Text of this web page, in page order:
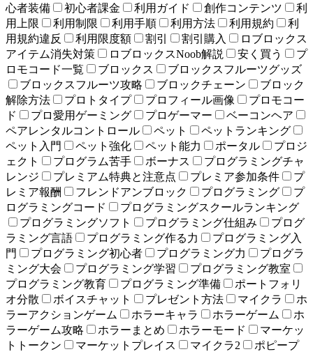
心者装備
初心者課金 利用ガイド 創作コンテンツ
利
用上限
利用制限 利用手順 利用方法 利用規約
利
用規約違反
利用限度額 割引 割引購入
ロブロックス
アイテム消失対策
ロブロックスNoob解説 安く買う
プ
ロモコード一覧
ブロックス
ブロックスフルーツグッズ
ブロックスフルーツ攻略
ブロックチェーン
ブロック
解除方法
プロトタイプ プロフィール画像
プロモコー
ド
プロ愛用ゲーミング プロゲーマー
ベーコンヘア
ペアレンタルコントロール
ペット
ペットランキング
ペット入門
ペット強化 ペット能力 ポータル
プロジ
ェクト
プログラム苦手 ボーナス
プログラミングチャ
レンジ
プレミアム特典と注意点 プレミア参加条件
プ
レミア報酬
フレンドアンブロック プログラミング
プ
ログラミングコード
プログラミングスクールランキング
プログラミングソフト
プログラミング仕組み
プログ
ラミング言語
プログラミング作る力
プログラミング入
門
プログラミング初心者 プログラミング力
プログラ
ミング大会
プログラミング学習
プログラミング教室
プログラミング教育
プログラミング準備
ポートフォリ
オ分散
ボイスチャット プレゼント方法 マイクラ
ホ
ラーアクションゲーム
ホラーキャラ ホラーゲーム
ホ
ラーゲーム攻略
ホラーまとめ ホラーモード
マーケッ
トトークン
マーケットプレイス マイクラ2
ポピープ